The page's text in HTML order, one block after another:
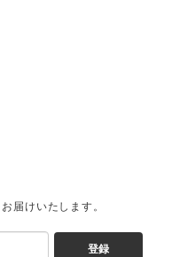
届けいたします。
登録